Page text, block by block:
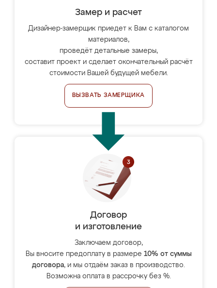
Замер и расчет
Дизайнер-замерщик приедет к Вам с каталогом
материалов,
проведёт детальные замеры,
составит проект и сделает окончательный расчёт
стоимости Вашей будущей мебели.
ВЫЗВАТЬ ЗАМЕРЩИКА
Договор
и изготовление
Заключаем договор,
Вы вносите предоплату в размере 10% от суммы
договора, и мы отдаём заказ в производство.
Возможна оплата в рассрочку без %.